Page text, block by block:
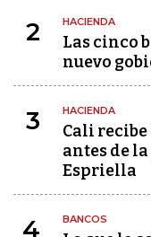
2 HACIENDA
Las cinco
nuevo
3 HACIENDA
Cali
antes de
Espriella
4 BANCOS